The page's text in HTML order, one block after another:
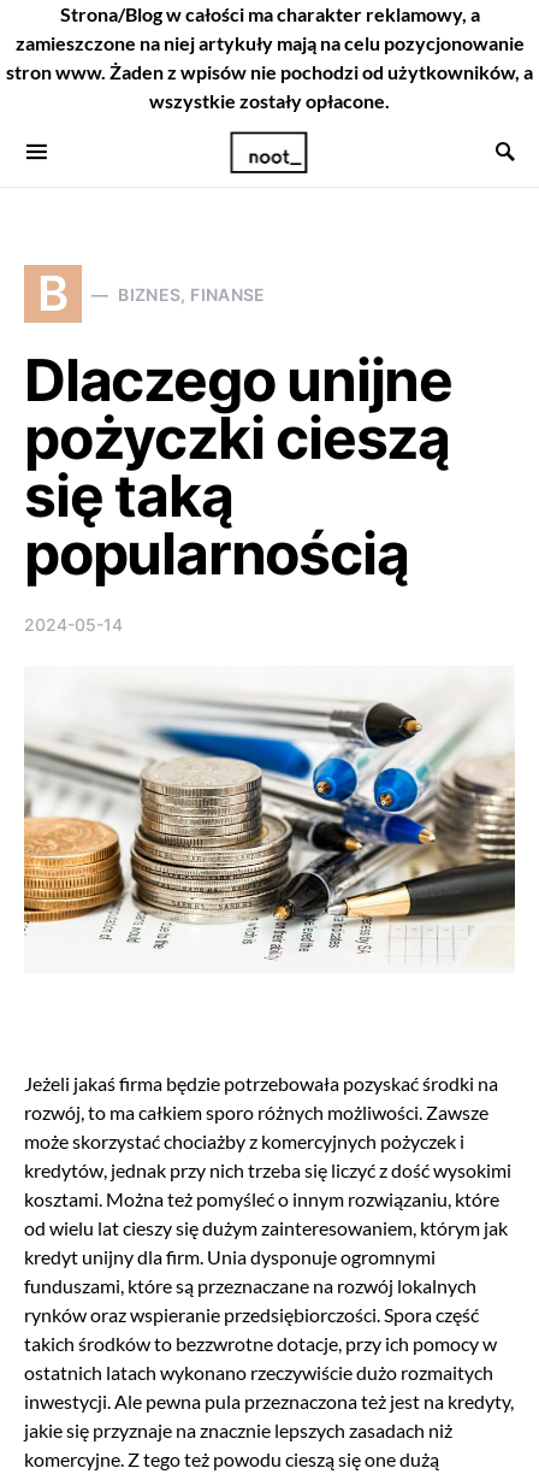
Strona/Blog w całości ma charakter reklamowy, a
zamieszczone na niej artykuły mają na celu pozycjonowanie
stron www. Żaden z wpisów nie pochodzi od użytkowników, a
wszystkie zostały opłacone.
B BIZNES, FINANSE
Dlaczego unijne
pożyczki cieszą
się taką
popularnością
2024-05-14
Jeżeli jakaś firma będzie potrzebowała pozyskać środki na
rozwój, to ma całkiem sporo różnych możliwości. Zawsze
może skorzystać chociażby z komercyjnych pożyczek i
kredytów, jednak przy nich trzeba się liczyć z dość wysokimi
kosztami. Można też pomyśleć o innym rozwiązaniu, które
od wielu lat cieszy się dużym zainteresowaniem, którym jak
kredyt unijny dla firm. Unia dysponuje ogromnymi
funduszami, które są przeznaczane na rozwój lokalnych
rynków oraz wspieranie przedsiębiorczości. Spora część
takich środków to bezzwrotne dotacje, przy ich pomocy w
ostatnich latach wykonano rzeczywiście dużo rozmaitych
inwestycji. Ale pewna pula przeznaczona też jest na kredyty,
jakie się przyznaje na znacznie lepszych zasadach niż
komercyjne. Z tego też powodu cieszą się one dużą